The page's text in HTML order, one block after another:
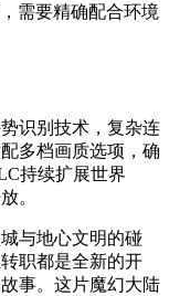
需要精确配合环境
识别技术，复杂连
多档画质选项，确
持续扩展世界
。
与地心文明的碰
职都是全新的开
事。这片魔幻大陆